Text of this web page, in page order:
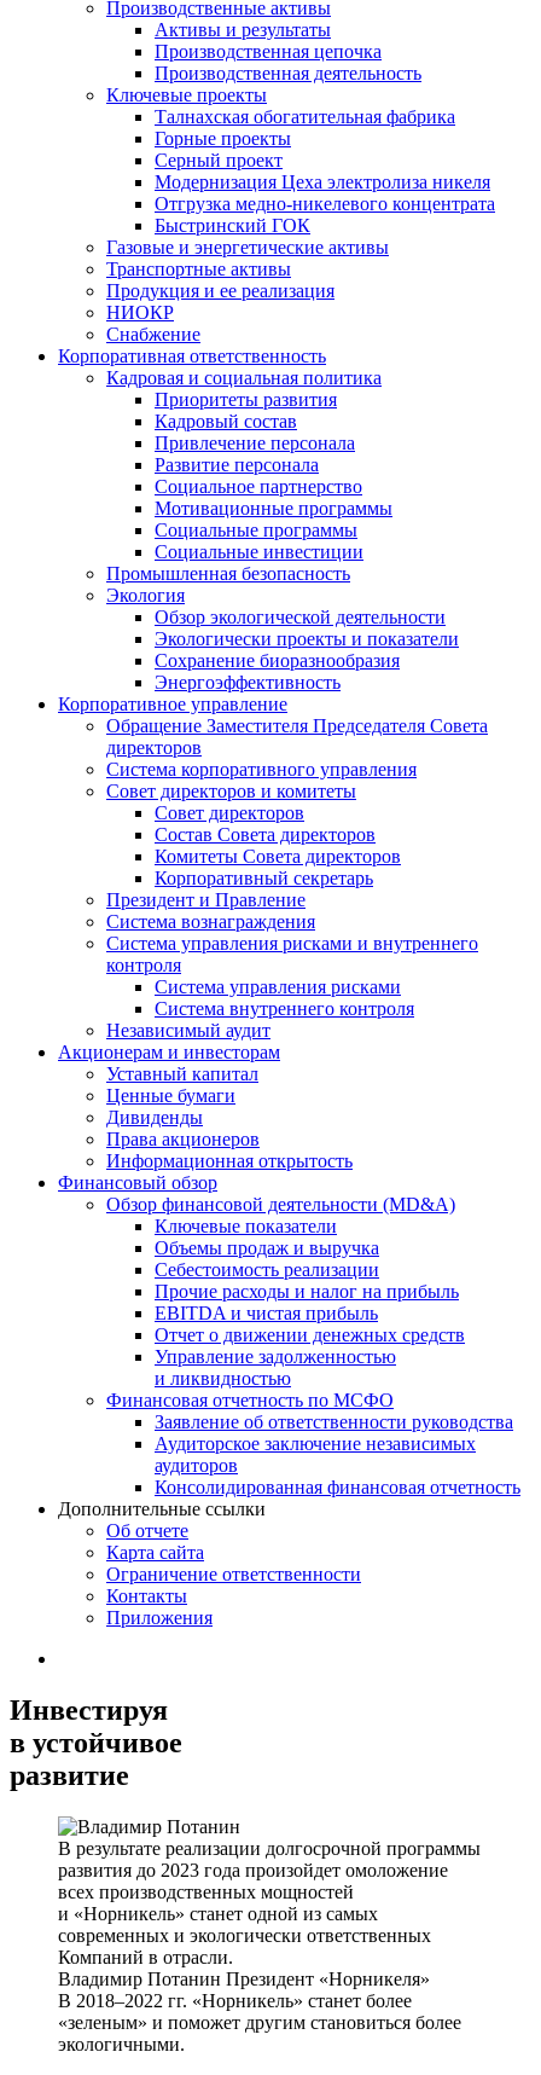
Производственные активы
Активы и результаты
Производственная цепочка
Производственная деятельность
Ключевые проекты
Талнахская обогатительная фабрика
Горные проекты
Серный проект
Модернизация Цеха электролиза никеля
Отгрузка медно-никелевого концентрата
Быстринский ГОК
Газовые и энергетические активы
Транспортные активы
Продукция и ее реализация
НИОКР
Снабжение
Корпоративная ответственность
Кадровая и социальная политика
Приоритеты развития
Кадровый состав
Привлечение персонала
Развитие персонала
Социальное партнерство
Мотивационные программы
Социальные программы
Социальные инвестиции
Промышленная безопасность
Экология
Обзор экологической деятельности
Экологически проекты и показатели
Сохранение биоразнообразия
Энергоэффективность
Корпоративное управление
Обращение Заместителя Председателя Совета
директоров
Система корпоративного управления
Совет директоров и комитеты
Совет директоров
Состав Совета директоров
Комитеты Совета директоров
Корпоративный секретарь
Президент и Правление
Система вознаграждения
Система управления рисками и внутреннего
контроля
Система управления рисками
Система внутреннего контроля
Независимый аудит
Акционерам и инвесторам
Уставный капитал
Ценные бумаги
Дивиденды
Права акционеров
Информационная открытость
Финансовый обзор
Обзор финансовой деятельности (MD&A)
Ключевые показатели
Объемы продаж и выручка
Себестоимость реализации
Прочие расходы и налог на прибыль
EBITDA и чистая прибыль
Отчет о движении денежных средств
Управление задолженностью
и ликвидностью
Финансовая отчетность по МСФО
Заявление об ответственности руководства
Аудиторское заключение независимых
аудиторов
Консолидированная финансовая отчетность
Дополнительные ссылки
Об отчете
Карта сайта
Ограничение ответственности
Контакты
Приложения
Инвестируя
в устойчивое
развитие
В результате реализации долгосрочной программы
развития до 2023 года произойдет омоложение
всех производственных мощностей
и «Норникель» станет одной из самых
современных и экологически ответственных
Компаний в отрасли.
Владимир Потанин Президент «Норникеля»
В 2018–2022 гг. «Норникель» станет более
«зеленым» и поможет другим становиться более
экологичными.